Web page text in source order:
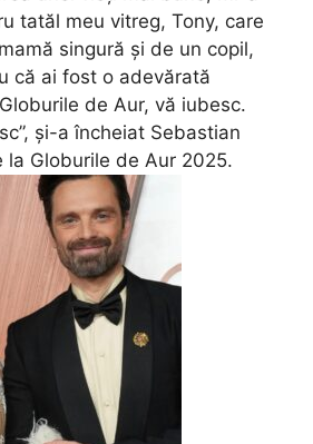
tatăl meu vitreg, Tony, care
singură și de un copil,
că ai fost o adevărată
de Aur, vă iubesc.
și-a încheiat Sebastian
la Globurile de Aur 2025.